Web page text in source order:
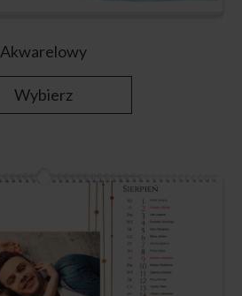
Akwarelowy
Wybierz